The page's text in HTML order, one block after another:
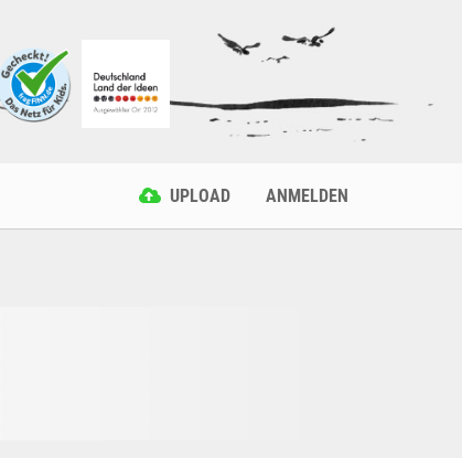
UPLOAD ANMELDEN